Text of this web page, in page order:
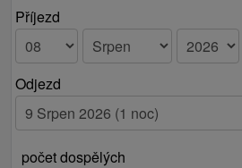
Příjezd
Odjezd
počet dospělých